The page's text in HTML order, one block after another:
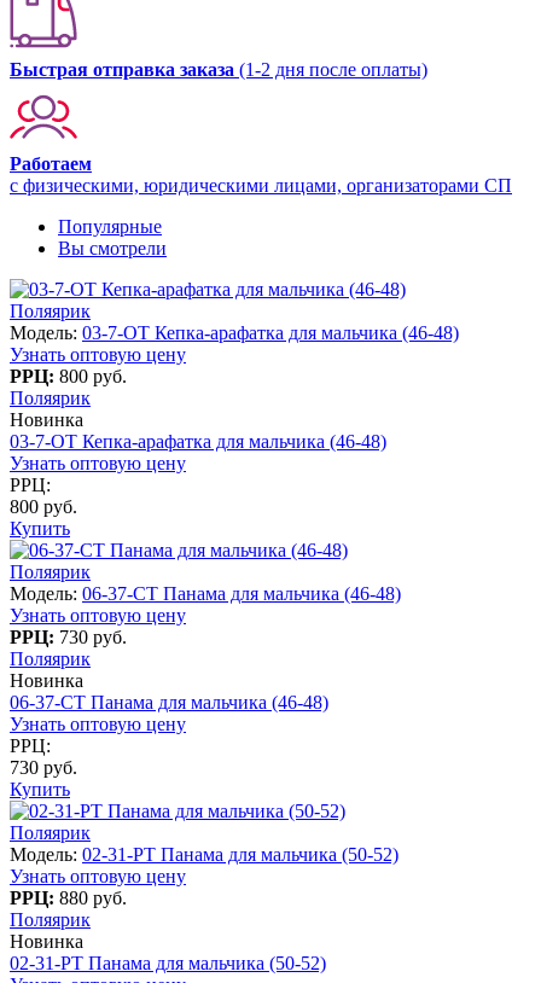
Быстрая отправка заказа (1-2 дня после оплаты)
Работаем
с физическими, юридическими лицами, организаторами СП
Популярные
Вы смотрели
Поляярик
Модель: 03-7-OT Кепка-арафатка для мальчика (46-48)
Узнать оптовую цену
РРЦ: 800 руб.
Поляярик
Новинка
03-7-OT Кепка-арафатка для мальчика (46-48)
Узнать оптовую цену
РРЦ:
800 руб.
Купить
Поляярик
Модель: 06-37-CT Панама для мальчика (46-48)
Узнать оптовую цену
РРЦ: 730 руб.
Поляярик
Новинка
06-37-CT Панама для мальчика (46-48)
Узнать оптовую цену
РРЦ:
730 руб.
Купить
Поляярик
Модель: 02-31-PT Панама для мальчика (50-52)
Узнать оптовую цену
РРЦ: 880 руб.
Поляярик
Новинка
02-31-PT Панама для мальчика (50-52)